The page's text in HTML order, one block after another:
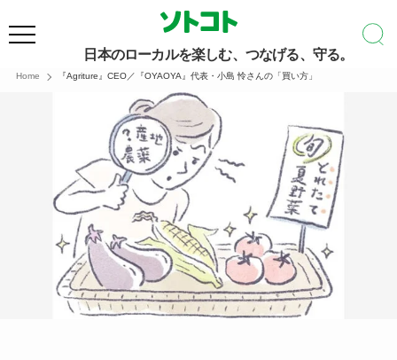
日本のローカルを楽しむ、つなげる、守る。
Home 『Agriture』CEO／『OYAOYA』代表・小島 怜さんの「買い方」